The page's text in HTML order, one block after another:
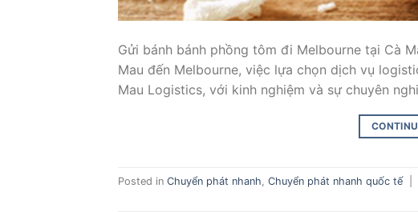
Gửi bánh bánh phồng tôm đi Melbourne tại Cà
Mau đến Melbourne, việc lựa chọn dịch vụ
Mau Logistics, với kinh nghiệm và sự chuyên
Posted in Chuyển phát nhanh Chuyển phát nhanh quốc tế